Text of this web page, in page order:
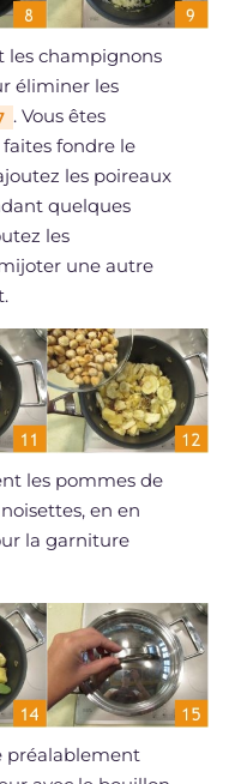
les champignons
éliminer les
. Vous êtes
fondre le
les poireaux
quelques
les
une autre
les pommes de
en en
la garniture
préalablement